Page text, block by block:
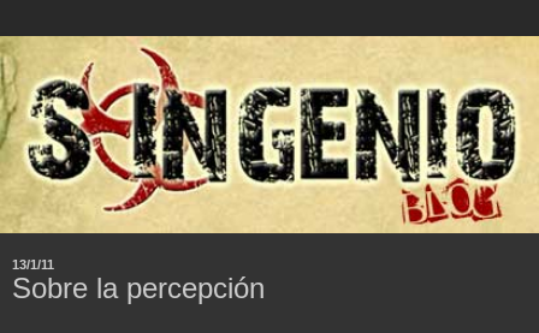
13/1/11
Sobre la percepción